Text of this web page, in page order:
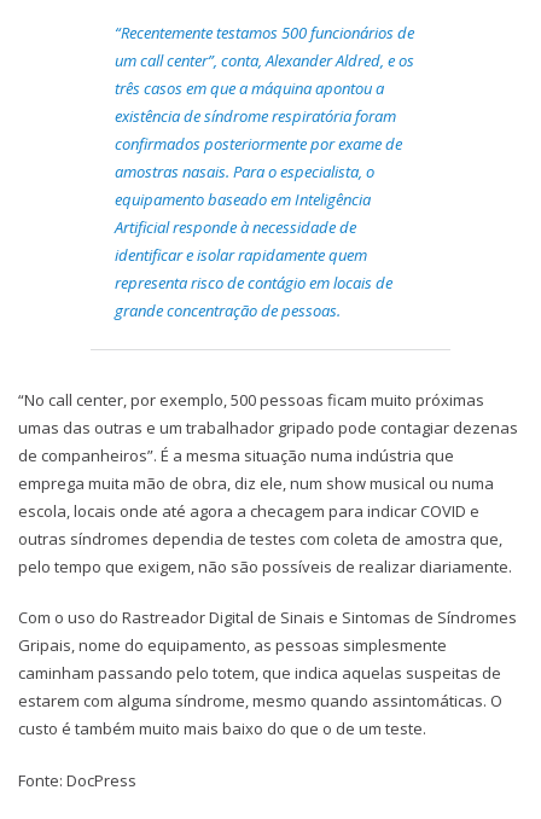
“Recentemente testamos 500 funcionários de
um call center”, conta, Alexander Aldred, e os
três casos em que a máquina apontou a
existência de síndrome respiratória foram
confirmados posteriormente por exame de
amostras nasais. Para o especialista, o
equipamento baseado em Inteligência
Artificial responde à necessidade de
identificar e isolar rapidamente quem
representa risco de contágio em locais de
grande concentração de pessoas.
“No call center, por exemplo, 500 pessoas ficam muito próximas
umas das outras e um trabalhador gripado pode contagiar dezenas
de companheiros”. É a mesma situação numa indústria que
emprega muita mão de obra, diz ele, num show musical ou numa
escola, locais onde até agora a checagem para indicar COVID e
outras síndromes dependia de testes com coleta de amostra que,
pelo tempo que exigem, não são possíveis de realizar diariamente.
Com o uso do Rastreador Digital de Sinais e Sintomas de Síndromes
Gripais, nome do equipamento, as pessoas simplesmente
caminham passando pelo totem, que indica aquelas suspeitas de
estarem com alguma síndrome, mesmo quando assintomáticas. O
custo é também muito mais baixo do que o de um teste.
Fonte: DocPress